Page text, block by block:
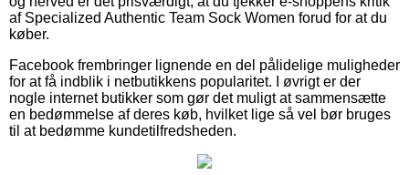
af Specialized Authentic Team Sock Women forud for at du
køber.
Facebook frembringer lignende en del pålidelige muligheder
for at få indblik i netbutikkens popularitet. I øvrigt er der
nogle internet butikker som gør det muligt at sammensætte
en bedømmelse af deres køb, hvilket lige så vel bør bruges
til at bedømme kundetilfredsheden.